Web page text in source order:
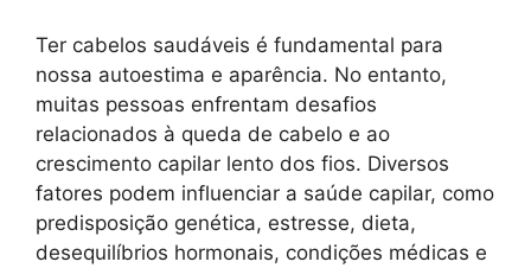
Ter cabelos saudáveis é fundamental para
nossa autoestima e aparência. No entanto,
muitas pessoas enfrentam desafios
relacionados à queda de cabelo e ao
crescimento capilar lento dos fios. Diversos
fatores podem influenciar a saúde capilar, como
predisposição genética, estresse, dieta,
desequilíbrios hormonais, condições médicas e